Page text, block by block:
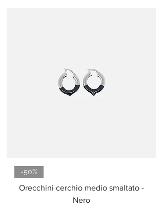
-50%
Orecchini cerchio medio smaltato -
Nero